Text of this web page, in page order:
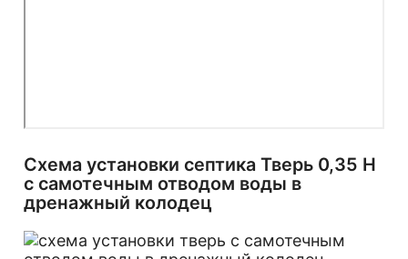
Схема установки септика Тверь 0,35 Н
с самотечным отводом воды в
дренажный колодец